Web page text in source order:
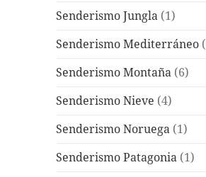
Senderismo Jungla (1)
Senderismo Mediterráneo
Senderismo Montaña (6)
Senderismo Nieve (4)
Senderismo Noruega (1)
Senderismo Patagonia (1)